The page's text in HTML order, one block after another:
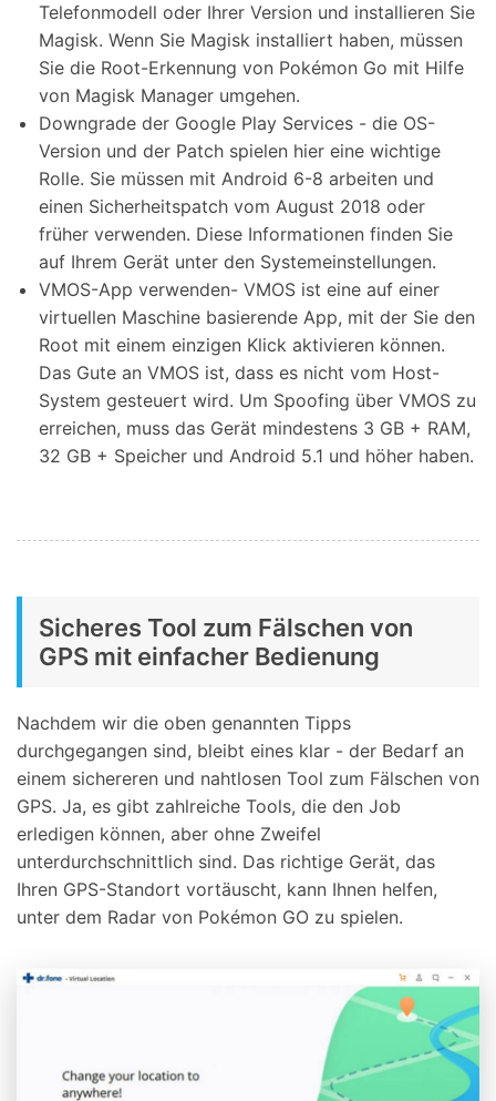
Telefonmodell oder Ihrer Version und installieren Sie
Magisk. Wenn Sie Magisk installiert haben, müssen
Sie die Root-Erkennung von Pokémon Go mit Hilfe
von Magisk Manager umgehen.
Downgrade der Google Play Services - die OS-
Version und der Patch spielen hier eine wichtige
Rolle. Sie müssen mit Android 6-8 arbeiten und
einen Sicherheitspatch vom August 2018 oder
früher verwenden. Diese Informationen finden Sie
auf Ihrem Gerät unter den Systemeinstellungen.
VMOS-App verwenden- VMOS ist eine auf einer
virtuellen Maschine basierende App, mit der Sie den
Root mit einem einzigen Klick aktivieren können.
Das Gute an VMOS ist, dass es nicht vom Host-
System gesteuert wird. Um Spoofing über VMOS zu
erreichen, muss das Gerät mindestens 3 GB + RAM,
32 GB + Speicher und Android 5.1 und höher haben.
Sicheres Tool zum Fälschen von
GPS mit einfacher Bedienung
Nachdem wir die oben genannten Tipps
durchgegangen sind, bleibt eines klar - der Bedarf an
einem sichereren und nahtlosen Tool zum Fälschen von
GPS. Ja, es gibt zahlreiche Tools, die den Job
erledigen können, aber ohne Zweifel
unterdurchschnittlich sind. Das richtige Gerät, das
Ihren GPS-Standort vortäuscht, kann Ihnen helfen,
unter dem Radar von Pokémon GO zu spielen.